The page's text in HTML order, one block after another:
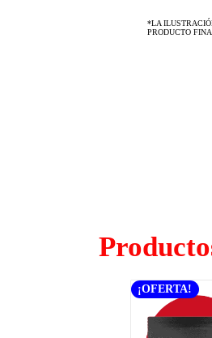
*LA
PRODUCTO
¡OFERTA!